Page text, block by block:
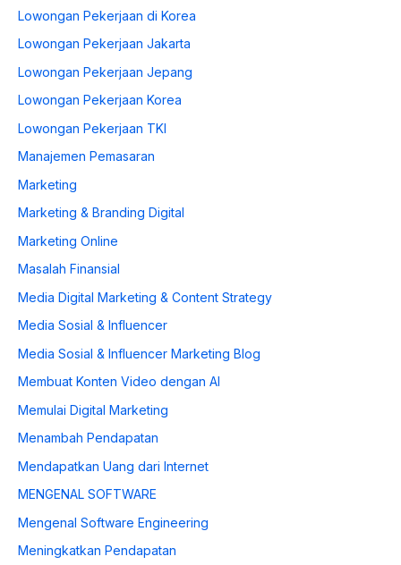
Lowongan Pekerjaan di Korea
Lowongan Pekerjaan Jakarta
Lowongan Pekerjaan Jepang
Lowongan Pekerjaan Korea
Lowongan Pekerjaan TKI
Manajemen Pemasaran
Marketing
Marketing & Branding Digital
Marketing Online
Masalah Finansial
Media Digital Marketing & Content Strategy
Media Sosial & Influencer
Media Sosial & Influencer Marketing Blog
Membuat Konten Video dengan AI
Memulai Digital Marketing
Menambah Pendapatan
Mendapatkan Uang dari Internet
MENGENAL SOFTWARE
Mengenal Software Engineering
Meningkatkan Pendapatan